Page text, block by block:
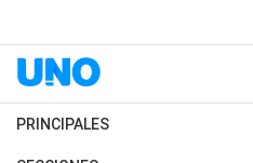
PRINCIPALES